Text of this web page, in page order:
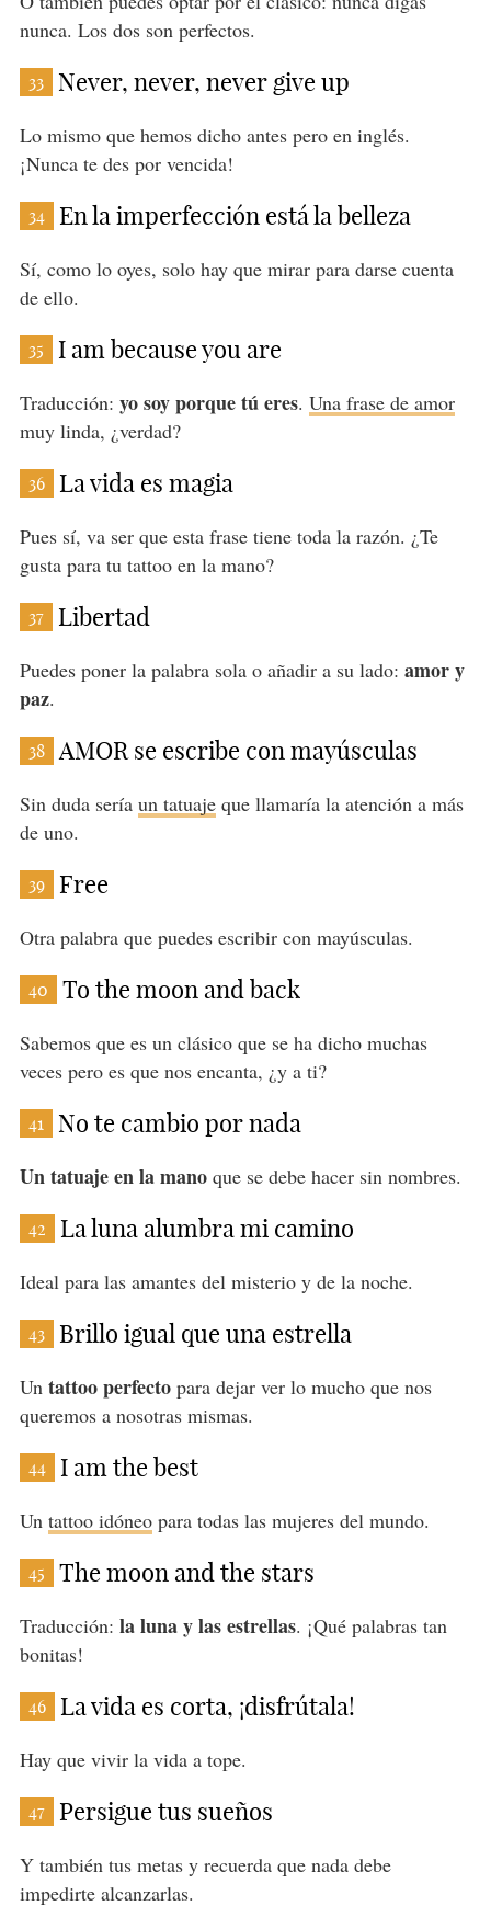
nunca. Los dos son perfectos.
33 Never, never, never give up
Lo mismo que hemos dicho antes pero en inglés.
¡Nunca te des por vencida!
34 En la imperfección está la belleza
Sí, como lo oyes, solo hay que mirar para darse cuenta
de ello.
35 I am because you are
Traducción: yo soy porque tú eres. Una frase de amor
muy linda, ¿verdad?
36 La vida es magia
Pues sí, va ser que esta frase tiene toda la razón. ¿Te
gusta para tu tattoo en la mano?
37 Libertad
Puedes poner la palabra sola o añadir a su lado: amor y
paz.
38 AMOR se escribe con mayúsculas
Sin duda sería un tatuajeque llamaría la atención a más
de uno.
39 Free
Otra palabra que puedes escribir con mayúsculas.
40 To the moon and back
Sabemos que es un clásico que se ha dicho muchas
veces pero es que nos encanta, ¿y a ti?
41 No te cambio por nada
Un tatuaje en la manoque se debe hacer sin nombres.
42 La luna alumbra mi camino
Ideal para las amantes del misterio y de la noche.
43 Brillo igual que una estrella
Un tattoo perfectopara dejar ver lo mucho que nos
queremos a nosotras mismas.
44 I am the best
Un tattoo idóneopara todas las mujeres del mundo.
45 The moon and the stars
Traducción: la luna y las estrellas. ¡Qué palabras tan
bonitas!
46 La vida es corta, ¡disfrútala!
Hay que vivir la vida a tope.
47 Persigue tus sueños
Y también tus metas y recuerda que nada debe
impedirte alcanzarlas.